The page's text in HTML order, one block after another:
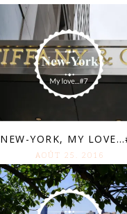
NEW-YORK, MY
AOÛT 25. 2016